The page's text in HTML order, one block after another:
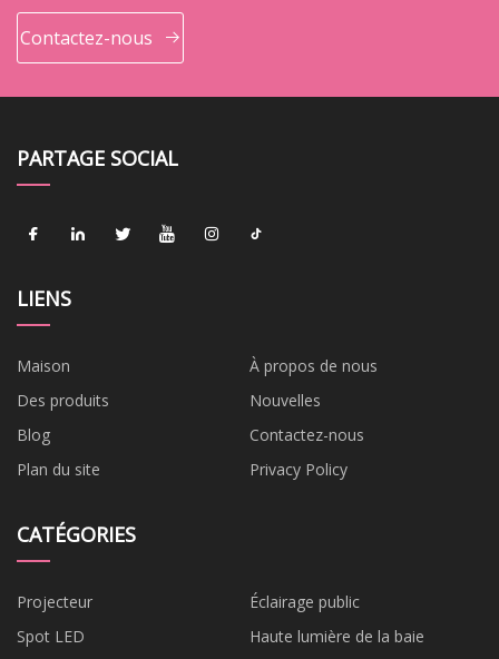
Contactez-nous
PARTAGE SOCIAL
LIENS
Maison
À propos de nous
Des produits
Nouvelles
Blog
Contactez-nous
Plan du site
Privacy Policy
CATÉGORIES
Projecteur
Éclairage public
Spot LED
Haute lumière de la baie